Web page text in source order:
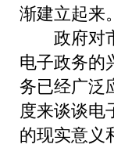
渐建立起来。
政府对市
电子政务的
务已经广泛
度来谈谈电
的现实意义